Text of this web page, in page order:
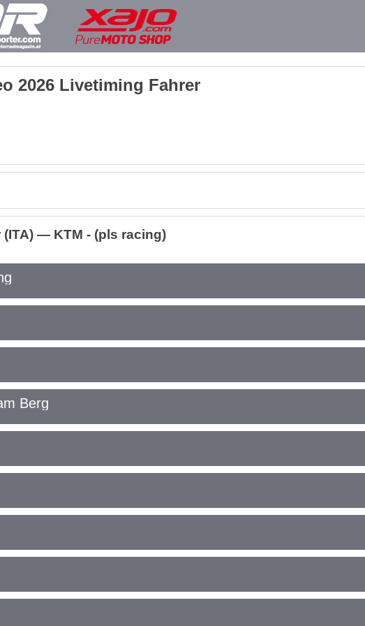
2026 Livetiming Fahrer
— KTM - (pls racing)
Berg